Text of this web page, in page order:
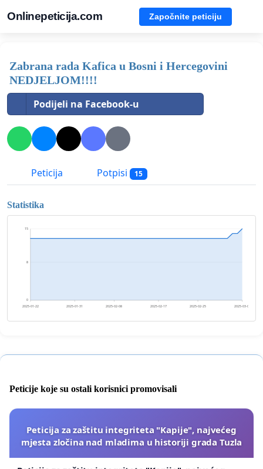
Onlinepeticija.com Započnite peticiju
Zabrana rada Kafica u Bosni i Hercegovini
NEDJELJOM!!!!
Podijeli na Facebook-u
Peticija Potpisi 15
Statistika
0
8
15
2025-01-22 2025-01-31 2025-02-08 2025-02-17 2025-02-25 2025-03-06
Peticije koje su ostali korisnici promovisali
Peticija za zaštitu integriteta "Kapije", najvećeg
mjesta zločina nad mladima u historiji grada Tuzla